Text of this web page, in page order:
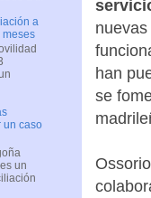
han
se
a
meses
un caso
un